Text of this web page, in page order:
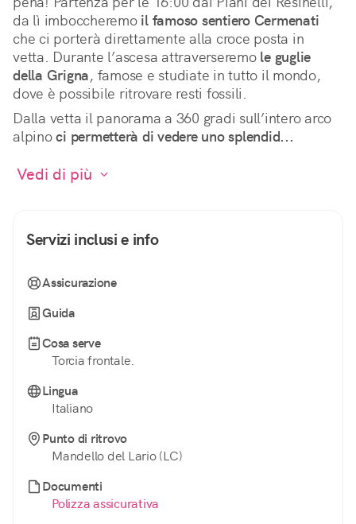
da lì imboccheremo il famoso sentiero Cermenati
che ci porterà direttamente alla croce posta in
vetta. Durante l’ascesa attraverseremo le guglie
della Grigna, famose e studiate in tutto il mondo,
dove è possibile ritrovare resti fossili.
Dalla vetta il panorama a 360 gradi sull’intero arco
alpino ci permetterà di vedere uno splendid...
Servizi inclusi e info
Assicurazione
Guida
Cosa serve
Torcia frontale.
Lingua
Italiano
Punto di ritrovo
Mandello del Lario (LC)
Documenti
Polizza assicurativa